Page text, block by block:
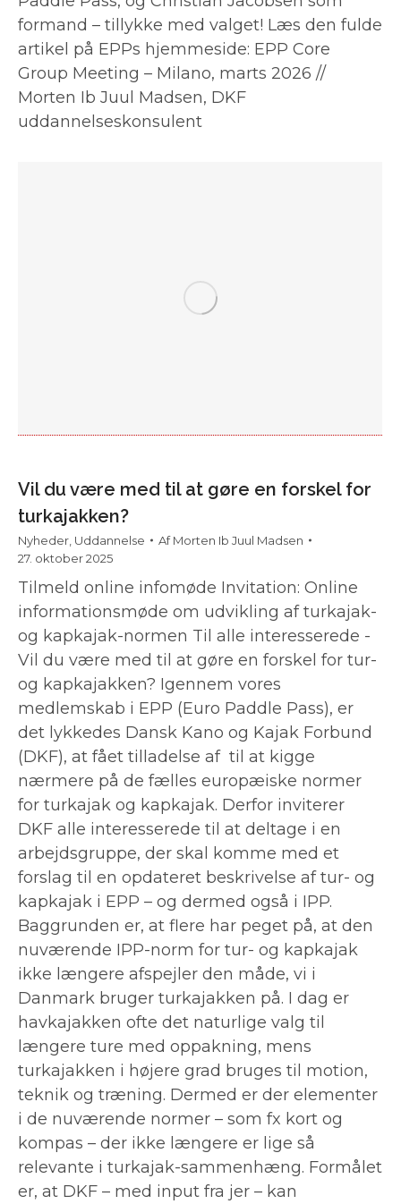
formand – tillykke med valget! Læs den fulde
artikel på EPPs hjemmeside: EPP Core
Group Meeting – Milano, marts 2026 //
Morten Ib Juul Madsen, DKF
uddannelseskonsulent
Vil du være med til at gøre en forskel for
turkajakken?
Nyheder Uddannelse AfMorten Ib Juul Madsen
27. oktober 2025
Tilmeld online infomøde Invitation: Online
informationsmøde om udvikling af turkajak-
og kapkajak-normen Til alle interesserede -
Vil du være med til at gøre en forskel for tur-
og kapkajakken? Igennem vores
medlemskab i EPP (Euro Paddle Pass), er
det lykkedes Dansk Kano og Kajak Forbund
(DKF), at fået tilladelse af til at kigge
nærmere på de fælles europæiske normer
for turkajak og kapkajak. Derfor inviterer
DKF alle interesserede til at deltage i en
arbejdsgruppe, der skal komme med et
forslag til en opdateret beskrivelse af tur- og
kapkajak i EPP – og dermed også i IPP.
Baggrunden er, at flere har peget på, at den
nuværende IPP-norm for tur- og kapkajak
ikke længere afspejler den måde, vi i
Danmark bruger turkajakken på. I dag er
havkajakken ofte det naturlige valg til
længere ture med oppakning, mens
turkajakken i højere grad bruges til motion,
teknik og træning. Dermed er der elementer
i de nuværende normer – som fx kort og
kompas – der ikke længere er lige så
relevante i turkajak-sammenhæng. Formålet
er, at DKF – med input fra jer – kan